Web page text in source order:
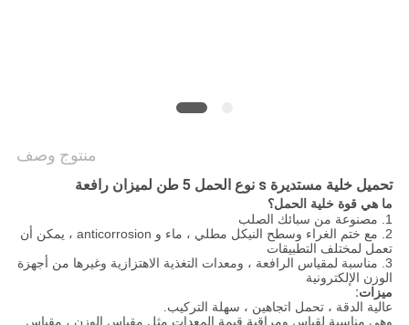
منتوج وصف
تحميل خلية مستديرة s نوع الحمل 5 طن لميزان رافعة
ما هي قوة خلية الحمل؟
1. مصنوعة من سبائك الصلب
2. مع ختم الغراء وسطح النيكل مطلي ، ماء و anticorrosion ، يمكن أن
تعمل لمختلف التطبيقات
3. مناسبة لمقياس الرافعة ، ومعدات التغذية الاهتزازية وغيرها من أجهزة
الوزن الإلكترونية
ميزات:
عالية الدقة ، تحمل اتجاهين ، سهلة التركيب.
وهي مناسبة لقياس ومراقبة قيمة المعدات مثل مقياس الوزن ، مقياس